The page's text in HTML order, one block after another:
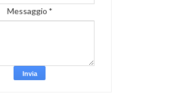
Messaggio*